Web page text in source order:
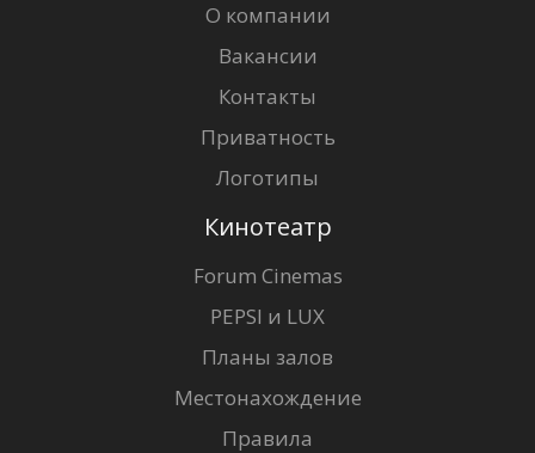
О компании
Вакансии
Контакты
Приватность
Логотипы
Кинотеатр
Forum Cinemas
PEPSI и LUX
Планы залов
Местонахождение
Правила